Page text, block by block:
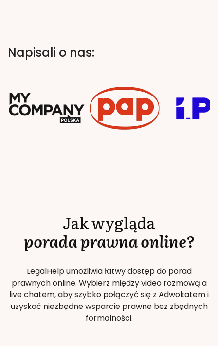
Napisali o nas:
Jak wygląda
porada prawna online?
LegalHelp umożliwia łatwy dostęp do porad
prawnych online. Wybierz między video rozmową a
live chatem, aby szybko połączyć się z Adwokatem i
uzyskać niezbędne wsparcie prawne bez zbędnych
formalności.